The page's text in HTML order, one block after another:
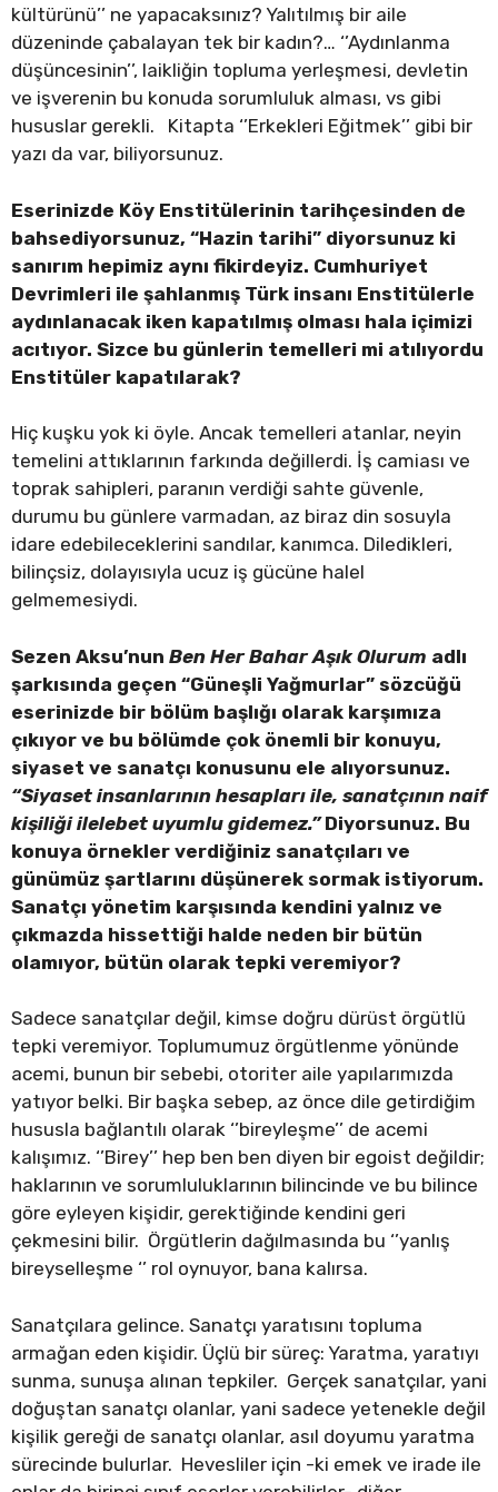
kültürünü’’ ne yapacaksınız? Yalıtılmış bir aile
düzeninde çabalayan tek bir kadın?… ‘’Aydınlanma
düşüncesinin’’, laikliğin topluma yerleşmesi, devletin
ve işverenin bu konuda sorumluluk alması, vs gibi
hususlar gerekli. Kitapta ‘’Erkekleri Eğitmek’’ gibi bir
yazı da var, biliyorsunuz.
Eserinizde Köy Enstitülerinin tarihçesinden de
bahsediyorsunuz, “Hazin tarihi” diyorsunuz ki
sanırım hepimiz aynı fikirdeyiz. Cumhuriyet
Devrimleri ile şahlanmış Türk insanı Enstitülerle
aydınlanacak iken kapatılmış olması hala içimizi
acıtıyor. Sizce bu günlerin temelleri mi atılıyordu
Enstitüler kapatılarak?
Hiç kuşku yok ki öyle. Ancak temelleri atanlar, neyin
temelini attıklarının farkında değillerdi. İş camiası ve
toprak sahipleri, paranın verdiği sahte güvenle,
durumu bu günlere varmadan, az biraz din sosuyla
idare edebileceklerini sandılar, kanımca. Diledikleri,
bilinçsiz, dolayısıyla ucuz iş gücüne halel
gelmemesiydi.
Sezen Aksu’nun Ben Her Bahar Aşık Olurum adlı
şarkısında geçen “Güneşli Yağmurlar” sözcüğü
eserinizde bir bölüm başlığı olarak karşımıza
çıkıyor ve bu bölümde çok önemli bir konuyu,
siyaset ve sanatçı konusunu ele alıyorsunuz.
“Siyaset insanlarının hesapları ile, sanatçının naif
kişiliği ilelebet uyumlu gidemez.”Diyorsunuz. Bu
konuya örnekler verdiğiniz sanatçıları ve
günümüz şartlarını düşünerek sormak istiyorum.
Sanatçı yönetim karşısında kendini yalnız ve
çıkmazda hissettiği halde neden bir bütün
olamıyor, bütün olarak tepki veremiyor?
Sadece sanatçılar değil, kimse doğru dürüst örgütlü
tepki veremiyor. Toplumumuz örgütlenme yönünde
acemi, bunun bir sebebi, otoriter aile yapılarımızda
yatıyor belki. Bir başka sebep, az önce dile getirdiğim
hususla bağlantılı olarak ‘’bireyleşme’’ de acemi
kalışımız. ‘’Birey’’ hep ben ben diyen bir egoist değildir;
haklarının ve sorumluluklarının bilincinde ve bu bilince
göre eyleyen kişidir, gerektiğinde kendini geri
çekmesini bilir. Örgütlerin dağılmasında bu ‘’yanlış
bireyselleşme ‘’ rol oynuyor, bana kalırsa.
Sanatçılara gelince. Sanatçı yaratısını topluma
armağan eden kişidir. Üçlü bir süreç: Yaratma, yaratıyı
sunma, sunuşa alınan tepkiler. Gerçek sanatçılar, yani
doğuştan sanatçı olanlar, yani sadece yetenekle değil
kişilik gereği de sanatçı olanlar, asıl doyumu yaratma
sürecinde bulurlar. Hevesliler için -ki emek ve irade ile